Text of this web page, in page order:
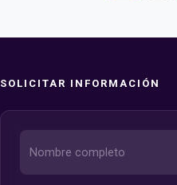
SOLICITAR INFORMACIÓN